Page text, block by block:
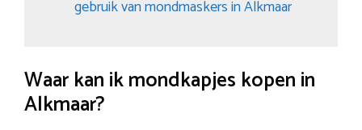
gebruik van mondmaskers in Alkmaar
Waar kan ik mondkapjes kopen in
Alkmaar?